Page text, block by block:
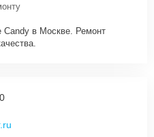
Candy в Москве. Ремонт